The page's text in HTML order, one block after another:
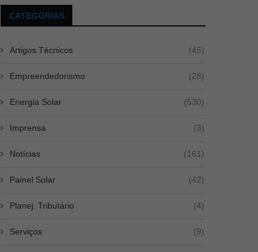
CATEGORIAS
Artigos Técnicos (45)
Empreendedorismo (28)
Energia Solar (530)
Imprensa (3)
Notícias (161)
Painel Solar (42)
Planej. Tributário (4)
Serviços (9)